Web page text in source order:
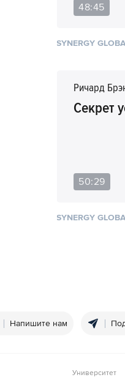
48:45
SYNERGY
Ричард
Секрет
50:29
SYNERGY
Напишите нам
Университет